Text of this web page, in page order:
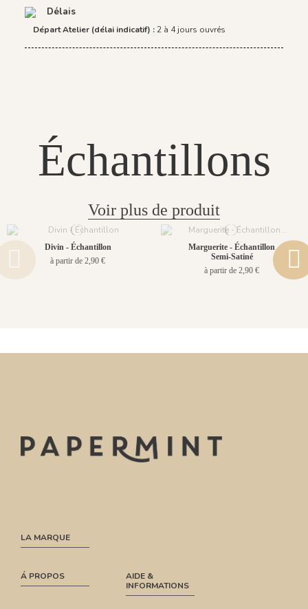
Délais
Départ Atelier (délai indicatif) :2 à 4 jours ouvrés
Échantillons
Voir plus de produit
Divin - Échantillon
à partir de 2,90 €
Marguerite - Échantillon
Semi-Satiné
à partir de 2,90 €
LA MARQUE
Á PROPOS
AIDE &
INFORMATIONS